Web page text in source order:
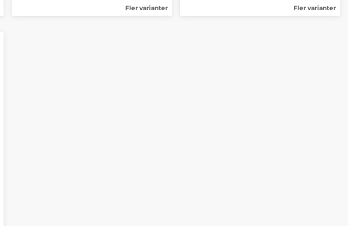
Fler varianter Fler varianter